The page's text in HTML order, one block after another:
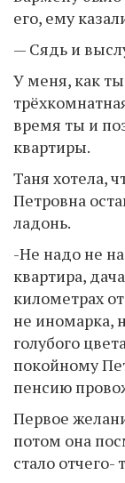
его, ему
— Сядь и
У меня, как
время ты и
квартиры.
Таня хотела,
Петровна
ладонь.
-Не надо не
квартира,
километрах
не иномарка,
голубого
покойному
пенсию
Первое
потом она
стало